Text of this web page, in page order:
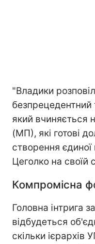
"Владики
який вчиняється
(МП), які готові
створення
Цеголко на своїй
Компромісна
Головна інтрига
відбудеться
скільки